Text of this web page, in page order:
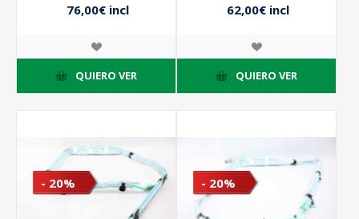
76,00€ incl
impuestos
QUIERO VER
62,00€ incl
QUIERO VER
- 20% - 20%